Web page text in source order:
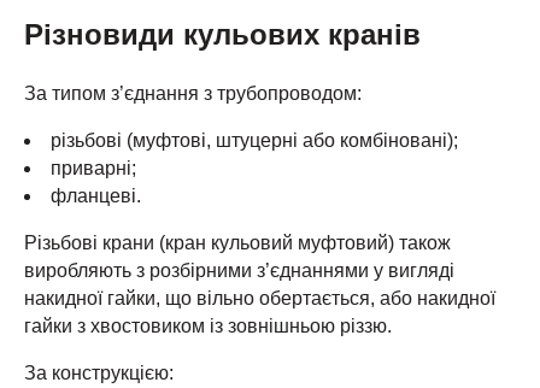
Різновиди кульових кранів
За типом з’єднання з трубопроводом:
різьбові (муфтові, штуцерні або комбіновані);
приварні;
фланцеві.
Різьбові крани (кран кульовий муфтовий) також
виробляють з розбірними з’єднаннями у вигляді
накидної гайки, що вільно обертається, або накидної
гайки з хвостовиком із зовнішньою різзю.
За конструкцією: